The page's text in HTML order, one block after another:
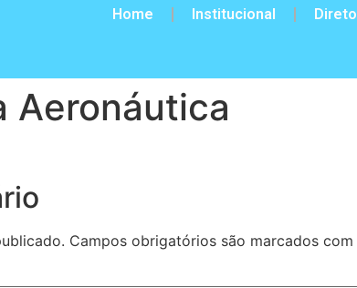
Home Institucional
Aeronáutica
Campos obrigatórios são marcados com